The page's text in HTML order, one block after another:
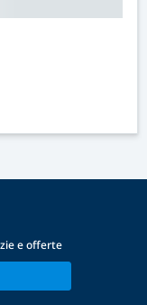
e offerte